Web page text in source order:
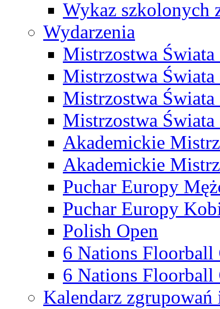
Wykaz szkolonych
Wydarzenia
Mistrzostwa
Mistrzostwa
Mistrzostwa
Mistrzostwa
Akademickie
Akademickie
Puchar Europy
Puchar Europy
Polish Open
6 Nations Floorball
6 Nations Floorball
Kalendarz